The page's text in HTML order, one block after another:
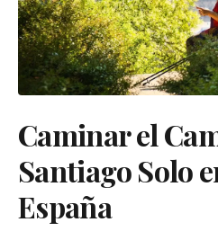
Caminar el
Santiago Solo
España